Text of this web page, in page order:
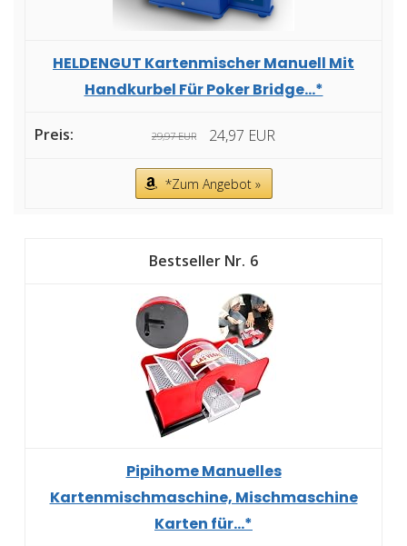
HELDENGUT Kartenmischer Manuell Mit
Handkurbel Für Poker Bridge...*
29,97 EUR 24,97 EUR
*Zum Angebot »
6
Pipihome Manuelles
Kartenmischmaschine, Mischmaschine
Karten für...*